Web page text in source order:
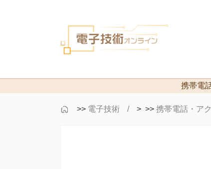
携帯電
>> 電子技術 > >> 携帯電話・ア